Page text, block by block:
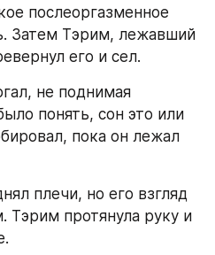
послеоргазменное
Затем Тэрим, лежавший
его и сел.
не поднимая
понять, сон это или
пока он лежал
плечи, но его взгляд
Тэрим протянула руку и